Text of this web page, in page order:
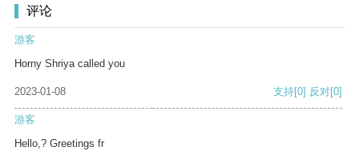
评论
游客
Horny Shriya called you
2023-01-08 支持[0] 反对[0]
游客
Hello,? Greetings fr